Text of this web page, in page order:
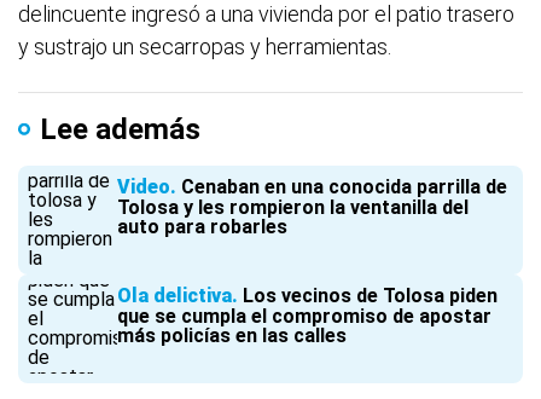
delincuente ingresó a una vivienda por el patio trasero
y sustrajo un secarropas y herramientas.
Lee además
Video Cenaban en una conocida parrilla de
Tolosa y les rompieron la ventanilla del
auto para robarles
Ola delictiva Los vecinos de Tolosa piden
que se cumpla el compromiso de apostar
más policías en las calles